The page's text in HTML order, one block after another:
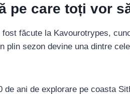
pe care toți vor
făcute la Kavourotrypes,
plin sezon devine una dintre
ani de explorare pe coasta